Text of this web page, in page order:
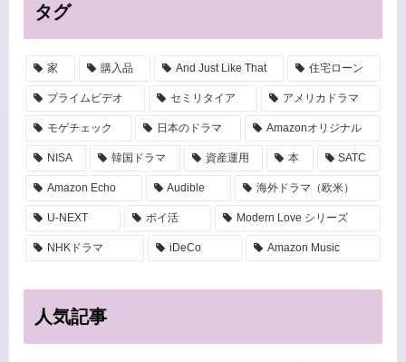
タグ
家 購入品 And Just Like That 住宅ローン
プライムビデオ セミリタイア アメリカドラマ
モゲチェック 日本のドラマ Amazonオリジナル
NISA 韓国ドラマ 資産運用 本 SATC
Amazon Echo Audible 海外ドラマ（欧米）
U-NEXT ポイ活 Modern Love シリーズ
NHKドラマ iDeCo Amazon Music
人気記事